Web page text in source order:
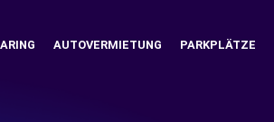
AUTOVERMIETUNG PARKPLÄTZE